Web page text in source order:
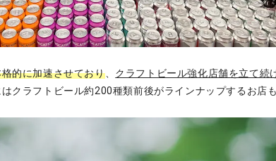
的に加速させており、 クラフトビール強化店舗を立て続
クラフトビール約200種類前後がラインナップするお店も